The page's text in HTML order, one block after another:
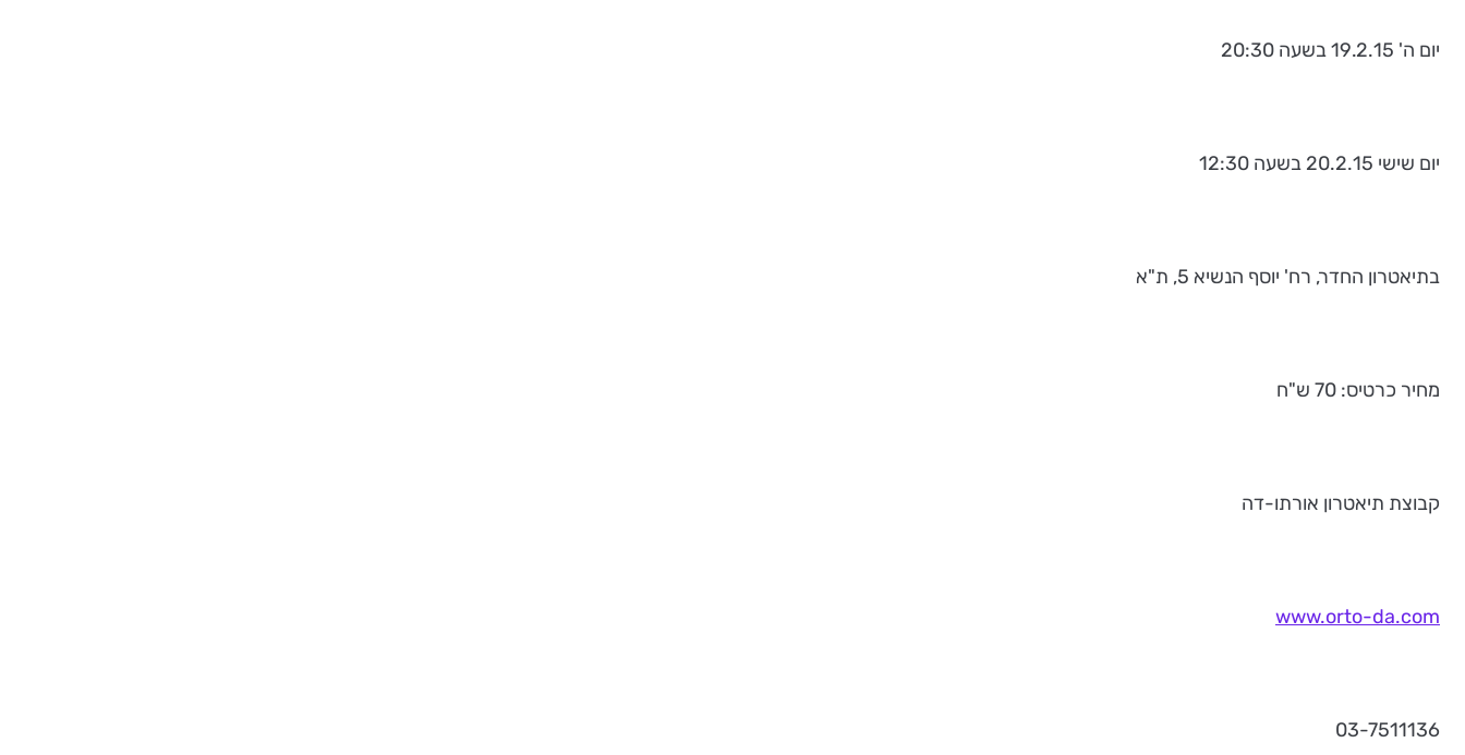
יום ה' 19.2.15 בשעה 20:30
יום שישי 20.2.15 בשעה 12:30
בתיאטרון החדר, רח' יוסף הנשיא 5, ת"א
מחיר כרטיס: 70 ש"ח
קבוצת תיאטרון אורתו-דה
www.orto-da.com
03-7511136